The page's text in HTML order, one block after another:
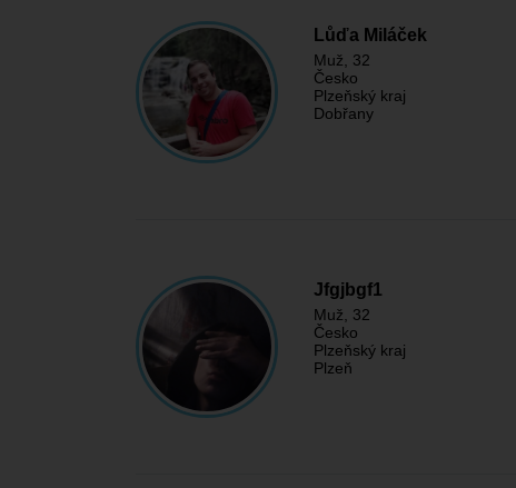
Lůďa Miláček
Muž , 32
Česko
Plzeňský kraj
Dobřany
Jfgjbgf1
Muž , 32
Česko
Plzeňský kraj
Plzeň